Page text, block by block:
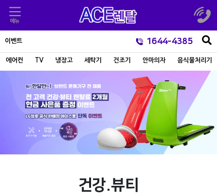
이벤트 1644-4385
에어컨 TV 냉장고 세탁기 건조기 안마의자 음식물처리기
건강.뷰티